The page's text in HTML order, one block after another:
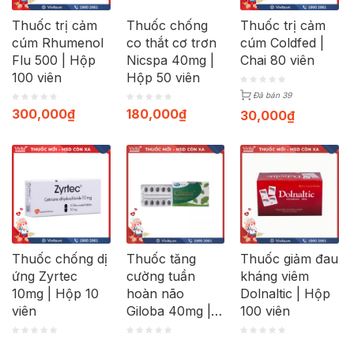
Thuốc trị cảm
cúm Rhumenol
Flu 500 | Hộp
100 viên
300,000₫
Thuốc chống
co thắt cơ trơn
Nicspa 40mg |
Hộp 50 viên
180,000₫
Thuốc trị cảm
cúm Coldfed |
Chai 80 viên
Đã bán 39
30,000₫
Thuốc chống dị
ứng Zyrtec
10mg | Hộp 10
viên
Thuốc tăng
cường tuần
hoàn não
Giloba 40mg |
Hộp 30 viên
Thuốc giảm đau
kháng viêm
Dolnaltic | Hộp
100 viên